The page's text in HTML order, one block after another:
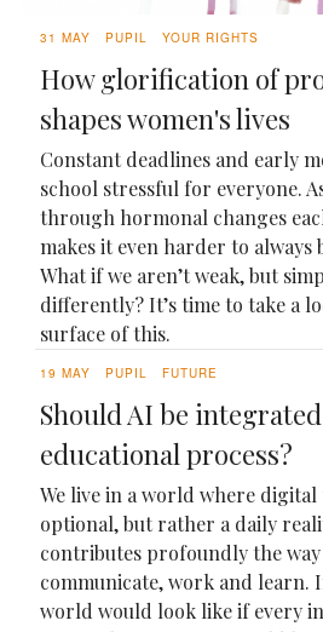
31 MAY PUPIL YOUR RIGHTS
How glorification of
shapes women's lives
Constant deadlines and early
school stressful for everyone.
through hormonal changes
makes it even harder to always
What if we aren’t weak, but
differently? It’s time to take a
surface of this.
19 MAY PUPIL FUTURE
Should AI be
educational process?
We live in a world where
optional, but rather a daily
contributes profoundly the way
communicate, work and learn.
world would look like if every